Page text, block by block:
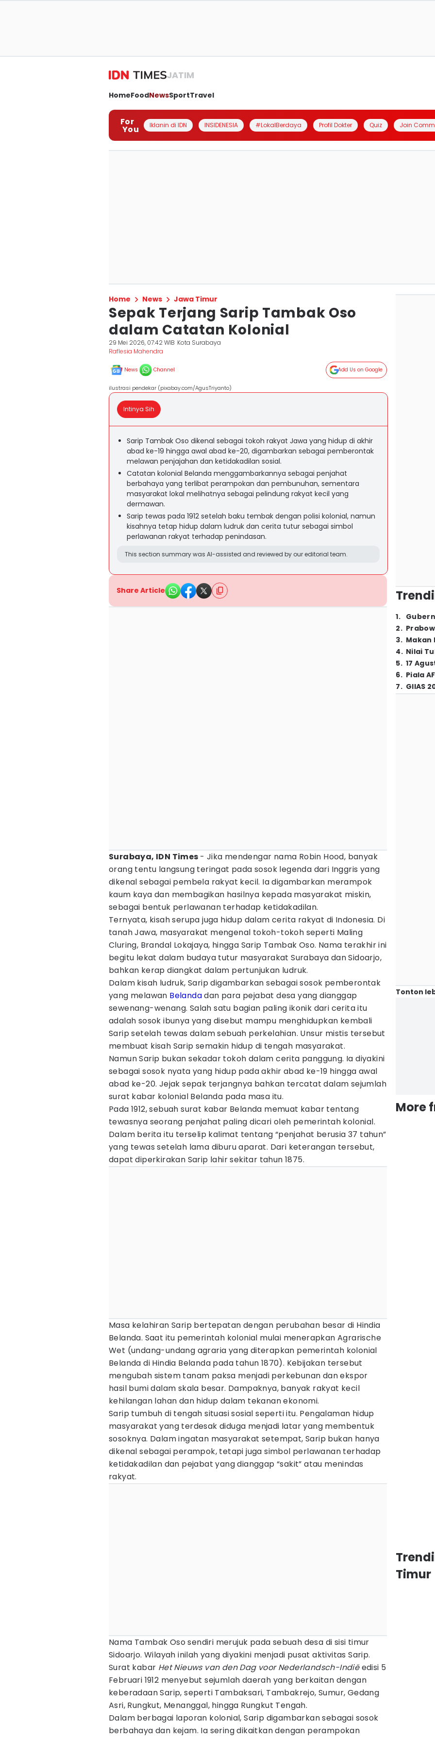
JATIM
HomeFoodNewsSportTravel
For
You Iklanin di IDN INSIDENESIA #LokalBerdaya Profil Dokter Quiz Join
Home News Jawa Timur
Sepak Terjang Sarip Tambak Oso
dalam Catatan Kolonial
29 Mei 2026, 07:42 WIB Kota Surabaya
Raflesia Mahendra
News Channel Add Us on Google
ilustrasi pendekar (pixabay.com/AgusTriyanto)
Intinya Sih
Sarip Tambak Oso dikenal sebagai tokoh rakyat Jawa yang hidup di akhir
abad ke-19 hingga awal abad ke-20, digambarkan sebagai pemberontak
melawan penjajahan dan ketidakadilan sosial.
Catatan kolonial Belanda menggambarkannya sebagai penjahat
berbahaya yang terlibat perampokan dan pembunuhan, sementara
masyarakat lokal melihatnya sebagai pelindung rakyat kecil yang
dermawan.
Sarip tewas pada 1912 setelah baku tembak dengan polisi kolonial, namun
kisahnya tetap hidup dalam ludruk dan cerita tutur sebagai simbol
perlawanan rakyat terhadap penindasan.
This section summary was AI-assisted and reviewed by our editorial team.
Share Article
Surabaya, IDN Times - Jika mendengar nama Robin Hood, banyak
orang tentu langsung teringat pada sosok legenda dari Inggris yang
dikenal sebagai pembela rakyat kecil. Ia digambarkan merampok
kaum kaya dan membagikan hasilnya kepada masyarakat miskin,
sebagai bentuk perlawanan terhadap ketidakadilan.
Ternyata, kisah serupa juga hidup dalam cerita rakyat di Indonesia. Di
tanah Jawa, masyarakat mengenal tokoh-tokoh seperti Maling
Cluring, Brandal Lokajaya, hingga Sarip Tambak Oso. Nama terakhir ini
begitu lekat dalam budaya tutur masyarakat Surabaya dan Sidoarjo,
bahkan kerap diangkat dalam pertunjukan ludruk.
Dalam kisah ludruk, Sarip digambarkan sebagai sosok pemberontak
yang melawan Belandadan para pejabat desa yang dianggap
sewenang-wenang. Salah satu bagian paling ikonik dari cerita itu
adalah sosok ibunya yang disebut mampu menghidupkan kembali
Sarip setelah tewas dalam sebuah perkelahian. Unsur mistis tersebut
membuat kisah Sarip semakin hidup di tengah masyarakat.
Namun Sarip bukan sekadar tokoh dalam cerita panggung. Ia diyakini
sebagai sosok nyata yang hidup pada akhir abad ke-19 hingga awal
abad ke-20. Jejak sepak terjangnya bahkan tercatat dalam sejumlah
surat kabar kolonial Belanda pada masa itu.
Pada 1912, sebuah surat kabar Belanda memuat kabar tentang
tewasnya seorang penjahat paling dicari oleh pemerintah kolonial.
Dalam berita itu terselip kalimat tentang “penjahat berusia 37 tahun”
yang tewas setelah lama diburu aparat. Dari keterangan tersebut,
dapat diperkirakan Sarip lahir sekitar tahun 1875.
Masa kelahiran Sarip bertepatan dengan perubahan besar di Hindia
Belanda. Saat itu pemerintah kolonial mulai menerapkan Agrarische
Wet (undang-undang agraria yang diterapkan pemerintah kolonial
Belanda di Hindia Belanda pada tahun 1870). Kebijakan tersebut
mengubah sistem tanam paksa menjadi perkebunan dan ekspor
hasil bumi dalam skala besar. Dampaknya, banyak rakyat kecil
kehilangan lahan dan hidup dalam tekanan ekonomi.
Sarip tumbuh di tengah situasi sosial seperti itu. Pengalaman hidup
masyarakat yang terdesak diduga menjadi latar yang membentuk
sosoknya. Dalam ingatan masyarakat setempat, Sarip bukan hanya
dikenal sebagai perampok, tetapi juga simbol perlawanan terhadap
ketidakadilan dan pejabat yang dianggap “sakit” atau menindas
rakyat.
Nama Tambak Oso sendiri merujuk pada sebuah desa di sisi timur
Sidoarjo. Wilayah inilah yang diyakini menjadi pusat aktivitas Sarip.
Surat kabar Het Nieuws van den Dag voor Nederlandsch-Indiëedisi 5
Februari 1912 menyebut sejumlah daerah yang berkaitan dengan
keberadaan Sarip, seperti Tambaksari, Tambakrejo, Sumur, Gedang
Asri, Rungkut, Menanggal, hingga Rungkut Tengah.
Dalam berbagai laporan kolonial, Sarip digambarkan sebagai sosok
berbahaya dan kejam. Ia sering dikaitkan dengan perampokan
1.
2.
3. Makan
4. Nilai
5. 17
6. Piala
7. GIIAS
Tonton
More
Timur